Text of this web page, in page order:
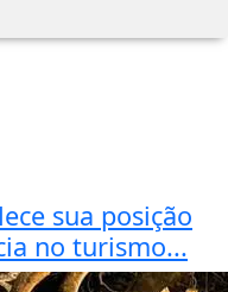
sua posição
no turismo...